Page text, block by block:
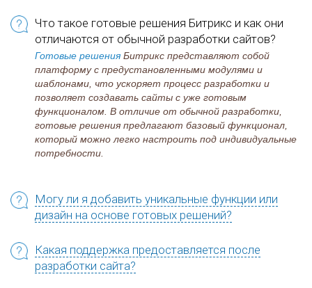
Что такое готовые решения Битрикс и как они
отличаются от обычной разработки сайтов?
Готовые решения Битрикс представляют собой
платформу с предустановленными модулями и
шаблонами, что ускоряет процесс разработки и
позволяет создавать сайты с уже готовым
функционалом. В отличие от обычной разработки,
готовые решения предлагают базовый функционал,
который можно легко настроить под индивидуальные
потребности.
Могу ли я добавить уникальные функции или
дизайн на основе готовых решений?
Какая поддержка предоставляется после
разработки сайта?